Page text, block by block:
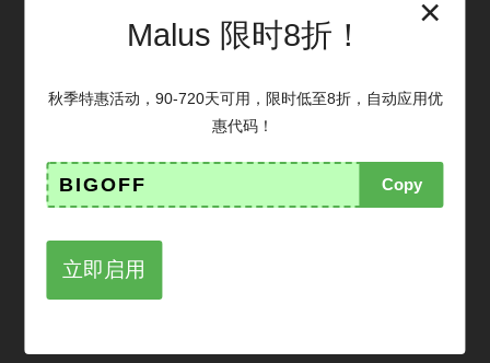
Malus 限时8折！
×
秋季特惠活动，90-720天可用，限时低至8折，自动应用优
惠代码！
BIGOFF Copy
立即启用
很多人问Malus安全吗？ 其实没有绝对安全的
VPN. Malus VPN运营主体是上海寻猫网络科技
有限公司，该公司持有正规的电信业务经营许可
证 B1-20195421，是正规的科技公司经营，安全
性还是有保证的。但由于是大陆公司，翻墙时注
意不要触及敏感信息。